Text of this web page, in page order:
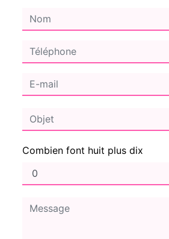
Combien font huit plus dix